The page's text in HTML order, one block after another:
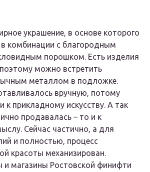
украшение, в основе которого
комбинации с благородным
порошком. Есть изделия
можно встретить
металлом в подложке.
вручную, потому
к прикладному искусству. А так
продавалась – то и к
Сейчас частично, а для
и полностью, процесс
красоты механизирован.
и магазины Ростовской финифти